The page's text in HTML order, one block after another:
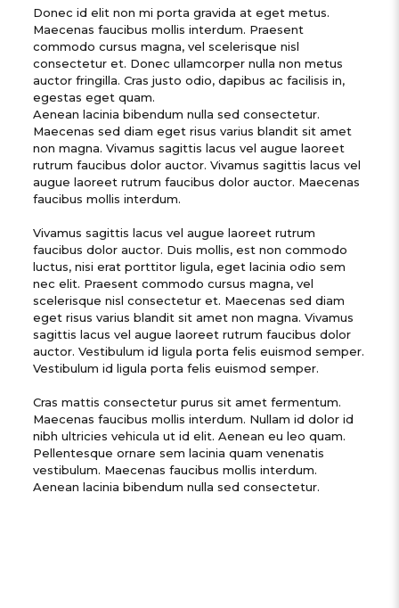
Donec id elit non mi porta gravida at eget metus.
Maecenas faucibus mollis interdum. Praesent
commodo cursus magna, vel scelerisque nisl
consectetur et. Donec ullamcorper nulla non metus
auctor fringilla. Cras justo odio, dapibus ac facilisis in,
egestas eget quam.
Aenean lacinia bibendum nulla sed consectetur.
Maecenas sed diam eget risus varius blandit sit amet
non magna. Vivamus sagittis lacus vel augue laoreet
rutrum faucibus dolor auctor. Vivamus sagittis lacus vel
augue laoreet rutrum faucibus dolor auctor. Maecenas
faucibus mollis interdum.
Vivamus sagittis lacus vel augue laoreet rutrum
faucibus dolor auctor. Duis mollis, est non commodo
luctus, nisi erat porttitor ligula, eget lacinia odio sem
nec elit. Praesent commodo cursus magna, vel
scelerisque nisl consectetur et. Maecenas sed diam
eget risus varius blandit sit amet non magna. Vivamus
sagittis lacus vel augue laoreet rutrum faucibus dolor
auctor. Vestibulum id ligula porta felis euismod semper.
Vestibulum id ligula porta felis euismod semper.
Cras mattis consectetur purus sit amet fermentum.
Maecenas faucibus mollis interdum. Nullam id dolor id
nibh ultricies vehicula ut id elit. Aenean eu leo quam.
Pellentesque ornare sem lacinia quam venenatis
vestibulum. Maecenas faucibus mollis interdum.
Aenean lacinia bibendum nulla sed consectetur.